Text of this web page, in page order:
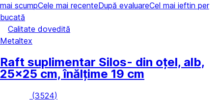
mai scumpCele mai recenteDupă evaluareCel mai ieftin per
bucată
Calitate dovedită
Metaltex
Raft suplimentar Silos- din oțel, alb,
25x25 cm, înălțime 19 cm
(3524)